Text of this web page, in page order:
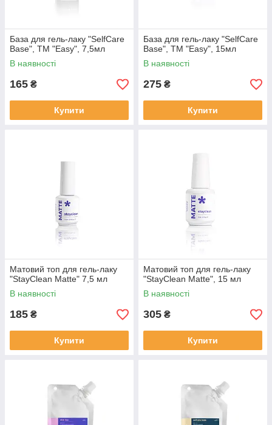
База для гель-лаку "SelfCare
Base", ТМ "Easy", 7,5мл
В наявності
165 ₴
Купити
База для гель-лаку "SelfCare
Base", ТМ "Easy", 15мл
В наявності
275 ₴
Купити
Матовий топ для гель-лаку
"StayClean Matte" 7,5 мл
В наявності
185 ₴
Купити
Матовий топ для гель-лаку
"StayClean Matte", 15 мл
В наявності
305 ₴
Купити